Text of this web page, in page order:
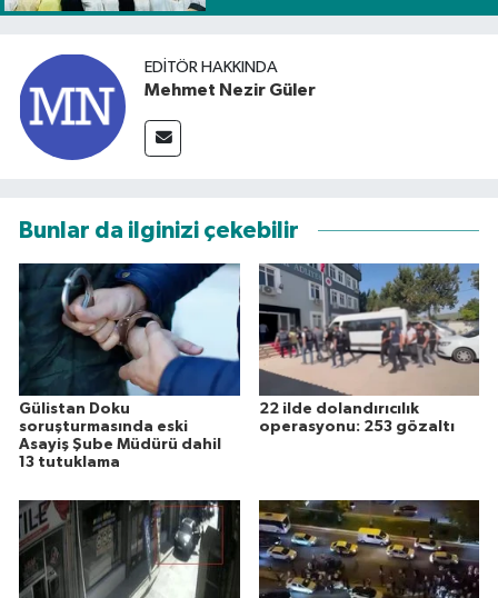
EDITÖR HAKKINDA
Mehmet Nezir Güler
Bunlar da ilginizi çekebilir
Gülistan Doku
soruşturmasında eski
Asayiş Şube Müdürü dahil
13 tutuklama
22 ilde dolandırıcılık
operasyonu: 253 gözaltı